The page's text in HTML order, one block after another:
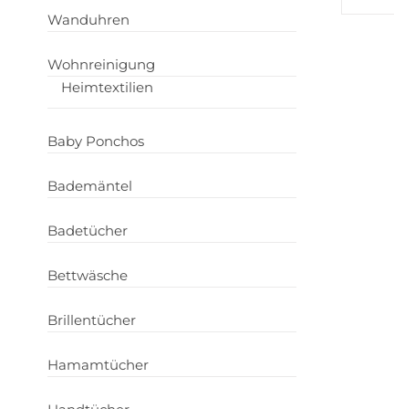
Wanduhren
Wohnreinigung
Heimtextilien
Baby Ponchos
Bademäntel
Badetücher
Bettwäsche
Brillentücher
Hamamtücher